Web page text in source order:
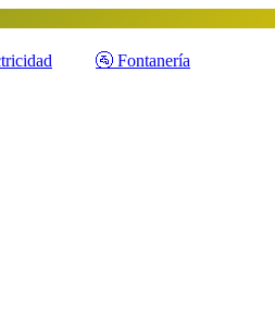
🚰 Fontanería